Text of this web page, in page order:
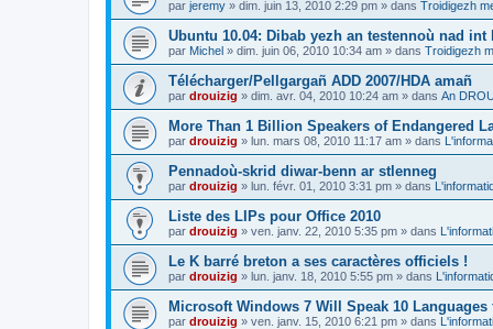
par jeremy » dim. juin 13, 2010 2:29 pm » dans Troidigezh
Ubuntu 10.04: Dibab yezh an testennoù nad int
par Michel » dim. juin 06, 2010 10:34 am » dans Troidigezh
Télécharger/Pellgargañ ADD 2007/HDA amañ
par drouizig » dim. avr. 04, 2010 10:24 am » dans An
More Than 1 Billion Speakers of Endangered
par drouizig » lun. mars 08, 2010 11:17 am » dans
Pennadoù-skrid diwar-benn ar stlenneg
par drouizig » lun. févr. 01, 2010 3:31 pm » dans
Liste des LIPs pour Office 2010
par drouizig » ven. janv. 22, 2010 5:35 pm » dans
Le K barré breton a ses caractères officiels !
par drouizig » lun. janv. 18, 2010 5:55 pm » dans
Microsoft Windows 7 Will Speak 10
par drouizig » ven. janv. 15, 2010 6:21 pm » dans